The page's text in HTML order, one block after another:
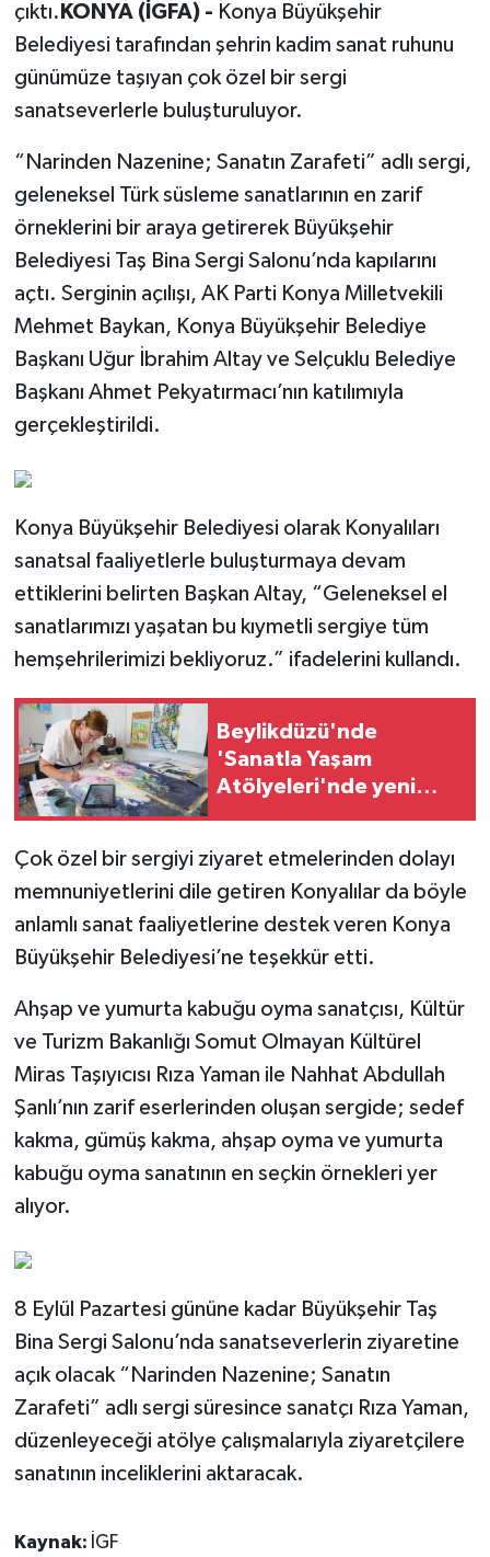
çıktı. KONYA (İGFA) - Konya Büyükşehir
Belediyesi tarafından şehrin kadim sanat ruhunu
günümüze taşıyan çok özel bir sergi
sanatseverlerle buluşturuluyor.
“Narinden Nazenine; Sanatın Zarafeti” adlı sergi,
geleneksel Türk süsleme sanatlarının en zarif
örneklerini bir araya getirerek Büyükşehir
Belediyesi Taş Bina Sergi Salonu’nda kapılarını
açtı. Serginin açılışı, AK Parti Konya Milletvekili
Mehmet Baykan, Konya Büyükşehir Belediye
Başkanı Uğur İbrahim Altay ve Selçuklu Belediye
Başkanı Ahmet Pekyatırmacı’nın katılımıyla
gerçekleştirildi.
Konya Büyükşehir Belediyesi olarak Konyalıları
sanatsal faaliyetlerle buluşturmaya devam
ettiklerini belirten Başkan Altay, “Geleneksel el
sanatlarımızı yaşatan bu kıymetli sergiye tüm
hemşehrilerimizi bekliyoruz.” ifadelerini kullandı.
Beylikdüzü'nde
'Sanatla Yaşam
Atölyeleri'nde yeni
Çok özel bir sergiyi ziyaret etmelerinden dolayı
memnuniyetlerini dile getiren Konyalılar da böyle
anlamlı sanat faaliyetlerine destek veren Konya
Büyükşehir Belediyesi’ne teşekkür etti.
Ahşap ve yumurta kabuğu oyma sanatçısı, Kültür
ve Turizm Bakanlığı Somut Olmayan Kültürel
Miras Taşıyıcısı Rıza Yaman ile Nahhat Abdullah
Şanlı’nın zarif eserlerinden oluşan sergide; sedef
kakma, gümüş kakma, ahşap oyma ve yumurta
kabuğu oyma sanatının en seçkin örnekleri yer
alıyor.
8 Eylül Pazartesi gününe kadar Büyükşehir Taş
Bina Sergi Salonu’nda sanatseverlerin ziyaretine
açık olacak “Narinden Nazenine; Sanatın
Zarafeti” adlı sergi süresince sanatçı Rıza Yaman,
düzenleyeceği atölye çalışmalarıyla ziyaretçilere
sanatının inceliklerini aktaracak.
Kaynak: İGF